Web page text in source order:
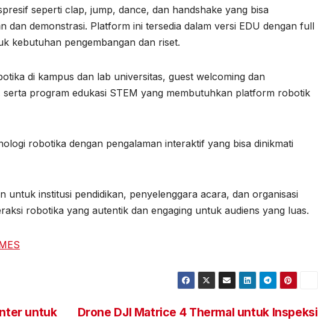
seperti clap, jump, dance, dan handshake yang bisa
demonstrasi. Platform ini tersedia dalam versi EDU dengan full
kebutuhan pengembangan dan riset.
di kampus dan lab universitas, guest welcoming dan
program edukasi STEM yang membutuhkan platform robotik
robotika dengan pengalaman interaktif yang bisa dinikmati
untuk institusi pendidikan, penyelenggara acara, dan organisasi
robotika yang autentik dan engaging untuk audiens yang luas.
Drone DJI Matrice 4 Thermal untuk Inspeksi
untuk